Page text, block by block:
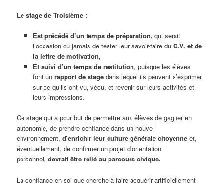
Le stage de Troisième :
Est précédé d’un temps de préparation, qui serait
l’occasion ou jamais de tester leur savoir-faire du C.V. et de
la lettre de motivation,
Et suivi d’un temps de restitution, puisque les élèves
font un rapport de stagedans lequel ils peuvent s’exprimer
sur ce qu’ils ont vu, vécu, et revenir sur leurs activités et
leurs impressions.
Ce stage qui a pour but de permettre aux élèves de gagner en
autonomie, de prendre confiance dans un nouvel
environnement,d’enrichir leur culture générale citoyenneet,
éventuellement, de confirmer un projet d’orientation
personnel,devrait être relié au parcours civique.
La confiance en soi que cherche à faire acquérir artificiellement